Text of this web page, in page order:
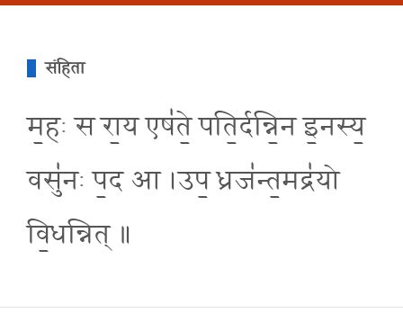
संहिता
म॒हः स रा॒य एष॑ते॒ पति॒र्दन्नि॒न इ॒नस्य॒
वसु॑नः प॒द आ ।उप॒ ध्रज॑न्त॒मद्र॑यो
वि॒धन्नित् ॥